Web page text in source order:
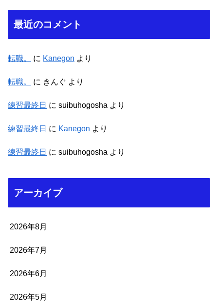
最近のコメント
転職。 に Kanegon より
転職。 に きんぐ より
練習最終日 に suibuhogosha より
練習最終日 に Kanegon より
練習最終日 に suibuhogosha より
アーカイブ
2026年8月
2026年7月
2026年6月
2026年5月